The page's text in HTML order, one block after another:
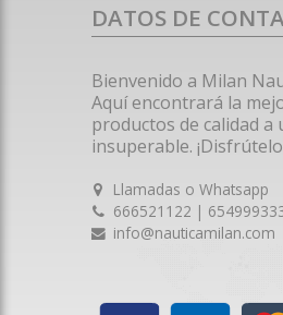
DATOS DE
Bienvenido a Milan
Aquí encontrará la
productos de calidad a
insuperable.
Llamadas o Whatsapp
666521122 |
info@nauticamilan.com